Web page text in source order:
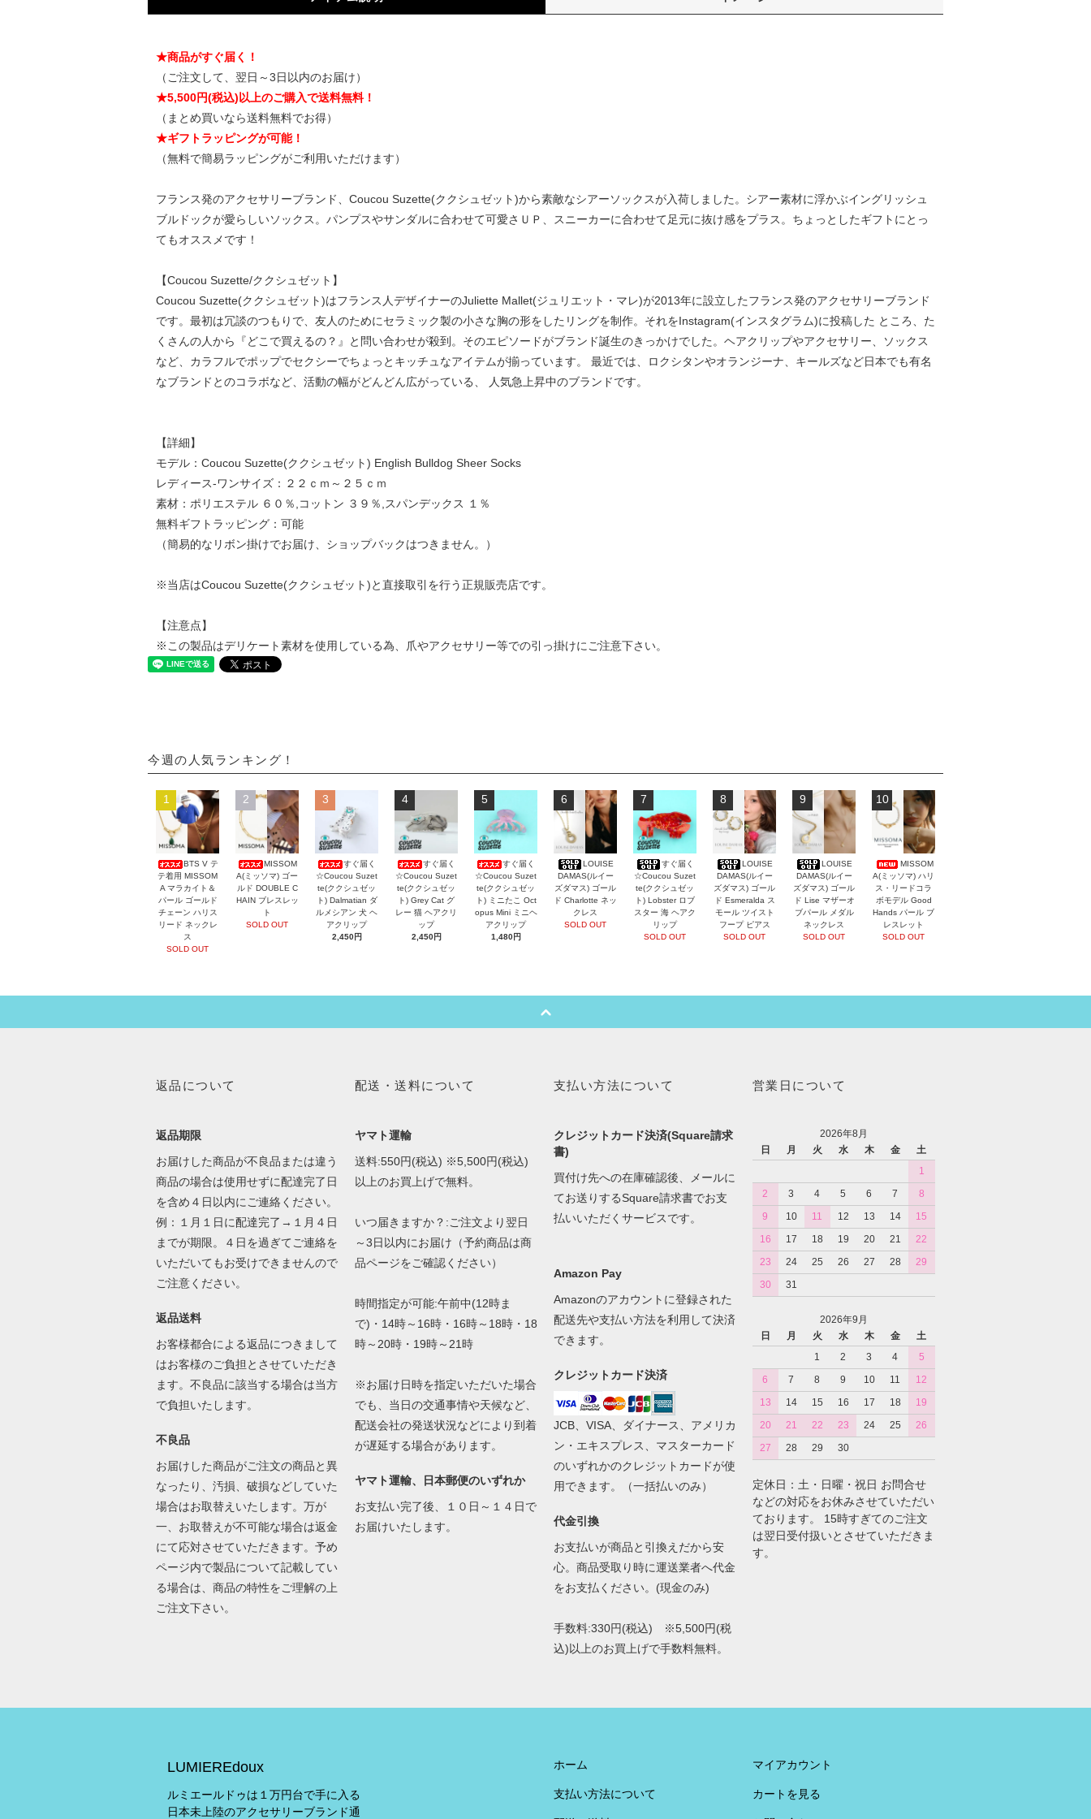
★商品がすぐ届く！
（ご注文して、翌日～3日以内のお届け）
★5,500円(税込)以上のご購入で送料無料！
（まとめ買いなら送料無料でお得）
★ギフトラッピングが可能！
（無料で簡易ラッピングがご利用いただけます）
フランス発のアクセサリーブランド、Coucou Suzette(ククシュゼット)から素敵なシアーソックスが入荷しました。シアー素材に浮かぶイングリッシュ
ブルドックが愛らしいソックス。パンプスやサンダルに合わせて可愛さＵＰ、スニーカーに合わせて足元に抜け感をプラス。ちょっとしたギフトにとっ
てもオススメです！
【Coucou Suzette/ククシュゼット】
Coucou Suzette(ククシュゼット)はフランス人デザイナーのJuliette Mallet(ジュリエット・マレ)が2013年に設立したフランス発のアクセサリーブランド
です。最初は冗談のつもりで、友人のためにセラミック製の小さな胸の形をしたリングを制作。それをInstagram(インスタグラム)に投稿した ところ、た
くさんの人から『どこで買えるの？』と問い合わせが殺到。そのエピソードがブランド誕生のきっかけでした。ヘアクリップやアクセサリー、ソックス
など、カラフルでポップでセクシーでちょっとキッチュなアイテムが揃っています。 最近では、ロクシタンやオランジーナ、キールズなど日本でも有名
なブランドとのコラボなど、活動の幅がどんどん広がっている、 人気急上昇中のブランドです。
【詳細】
モデル：Coucou Suzette(ククシュゼット) English Bulldog Sheer Socks
レディース-ワンサイズ：２２ｃｍ～２５ｃｍ
素材：ポリエステル ６０％,コットン ３９％,スパンデックス １％
無料ギフトラッピング：可能
（簡易的なリボン掛けでお届け、ショップバックはつきません。）
※当店はCoucou Suzette(ククシュゼット)と直接取引を行う正規販売店です。
【注意点】
※この製品はデリケート素材を使用している為、爪やアクセサリー等での引っ掛けにご注意下さい。
今週の人気ランキング！
1
BTS V テ
テ着用 MISSOM
A マラカイト＆
パール ゴールド
チェーン ハリス
リード ネックレ
ス
SOLD OUT
2
MISSOM
A(ミッソマ) ゴー
ルド DOUBLE C
HAIN ブレスレッ
ト
SOLD OUT
3
すぐ届く
☆Coucou Suzet
te(ククシュゼッ
ト) Dalmatian ダ
ルメシアン 犬 ヘ
アクリップ
2,450円
4
すぐ届く
☆Coucou Suzet
te(ククシュゼッ
ト) Grey Cat グ
レー 猫 ヘアクリ
ップ
2,450円
5
すぐ届く
☆Coucou Suzet
te(ククシュゼッ
ト) ミニたこ Oct
opus Mini ミニヘ
アクリップ
1,480円
6
LOUISE
DAMAS(ルイー
ズダマス) ゴール
ド Charlotte ネッ
クレス
SOLD OUT
7
すぐ届く
☆Coucou Suzet
te(ククシュゼッ
ト) Lobster ロブ
スター 海 ヘアク
リップ
SOLD OUT
8
LOUISE
DAMAS(ルイー
ズダマス) ゴール
ド Esmeralda ス
モール ツイスト
フープ ピアス
SOLD OUT
9
LOUISE
DAMAS(ルイー
ズダマス) ゴール
ド Lise マザーオ
ブパール メダル
ネックレス
SOLD OUT
10
MISSOM
A(ミッソマ) ハリ
ス・リードコラ
ボモデル Good
Hands パール ブ
レスレット
SOLD OUT
返品について
返品期限
お届けした商品が不良品または違う
商品の場合は使用せずに配達完了日
を含め４日以内にご連絡ください。
例：１月１日に配達完了→１月４日
までが期限。４日を過ぎてご連絡を
いただいてもお受けできませんので
ご注意ください。
返品送料
お客様都合による返品につきまして
はお客様のご負担とさせていただき
ます。不良品に該当する場合は当方
で負担いたします。
不良品
お届けした商品がご注文の商品と異
なったり、汚損、破損などしていた
場合はお取替えいたします。万が
一、お取替えが不可能な場合は返金
にて応対させていただきます。予め
ページ内で製品について記載してい
る場合は、商品の特性をご理解の上
ご注文下さい。
配送・送料について
ヤマト運輸
送料:550円(税込) ※5,500円(税込)
以上のお買上げで無料。
いつ届きますか？:ご注文より翌日
～3日以内にお届け（予約商品は商
品ページをご確認ください）
時間指定が可能:午前中(12時ま
で)・14時～16時・16時～18時・18
時～20時・19時～21時
※お届け日時を指定いただいた場合
でも、当日の交通事情や天候など、
配送会社の発送状況などにより到着
が遅延する場合があります。
ヤマト運輸、日本郵便のいずれか
お支払い完了後、１０日～１４日で
お届けいたします。
支払い方法について
クレジットカード決済(Square請求
書)
買付け先への在庫確認後、メールに
てお送りするSquare請求書でお支
払いいただくサービスです。
Amazon Pay
Amazonのアカウントに登録された
配送先や支払い方法を利用して決済
できます。
クレジットカード決済
JCB、VISA、ダイナース、アメリカ
ン・エキスプレス、マスターカード
のいずれかのクレジットカードが使
用できます。（一括払いのみ）
代金引換
お支払いが商品と引換えだから安
心。商品受取り時に運送業者へ代金
をお支払ください。(現金のみ)
手数料:330円(税込) ※5,500円(税
込)以上のお買上げで手数料無料。
営業日について
2026年8月
日
月 火 水 木 金
土
1
2
3 4 5 6 7
8
9
10 11 12 13 14
15
16
17 18 19 20 21
22
23
24 25 26 27 28
29
30
31
2026年9月
日
月 火 水 木 金
土
1
2 3 4
5
6
7 8 9 10 11
12
13
14 15 16 17 18
19
20
21 22 23 24 25
26
27
28 29 30
定休日：土・日曜・祝日 お問合せ
などの対応をお休みさせていただい
ております。 15時すぎてのご注文
は翌日受付扱いとさせていただきま
す。
LUMIEREdoux
ルミエールドゥは１万円台で手に入る
日本未上陸のアクセサリーブランド通
ホーム
支払い方法について
マイアカウント
カートを見る